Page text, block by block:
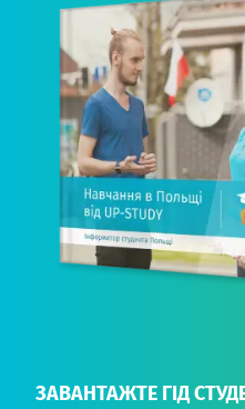
ЗАВАНТАЖТЕ ГІД